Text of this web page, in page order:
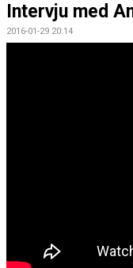
BILDGALLERI
Intervju med
2016-01-29 20:14